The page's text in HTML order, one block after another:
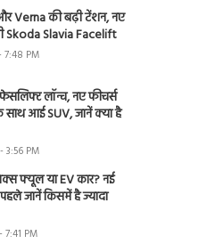
Verna की बढ़ी टेंशन, नए
Skoda Slavia Facelift
7:48 PM
फेसलिफ्ट लॉन्च, नए फीचर्स
साथ आई SUV, जानें क्या है
3:56 PM
फ्यूल या EV कार? नई
जानें किसमें है ज्यादा
7:41 PM